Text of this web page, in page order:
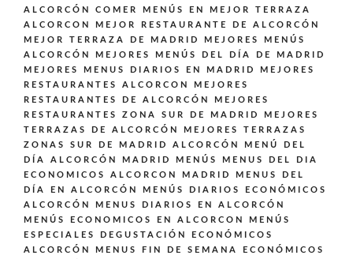
ALCORCÓN
COMER MENÚS EN MEJOR TERRAZA
ALCORCON
MEJOR RESTAURANTE DE ALCORCÓN
MEJOR TERRAZA DE MADRID
MEJORES MENÚS
ALCORCÓN
MEJORES MENÚS DEL DÍA DE MADRID
MEJORES MENUS DIARIOS EN MADRID
MEJORES
RESTAURANTES ALCORCON
MEJORES
RESTAURANTES DE ALCORCÓN
MEJORES
RESTAURANTES ZONA SUR DE MADRID
MEJORES
TERRAZAS DE ALCORCÓN
MEJORES TERRAZAS
ZONAS SUR DE MADRID ALCORCÓN
MENÚ DEL
DÍA ALCORCÓN MADRID
MENÚS
MENUS DEL DIA
ECONOMICOS ALCORCON MADRID
MENUS DEL
DÍA EN ALCORCÓN
MENÚS DIARIOS ECONÓMICOS
ALCORCÓN
MENUS DIARIOS EN ALCORCÓN
MENÚS ECONOMICOS EN ALCORCON
MENÚS
ESPECIALES DEGUSTACIÓN ECONÓMICOS
ALCORCÓN
MENUS FIN DE SEMANA ECONÓMICOS